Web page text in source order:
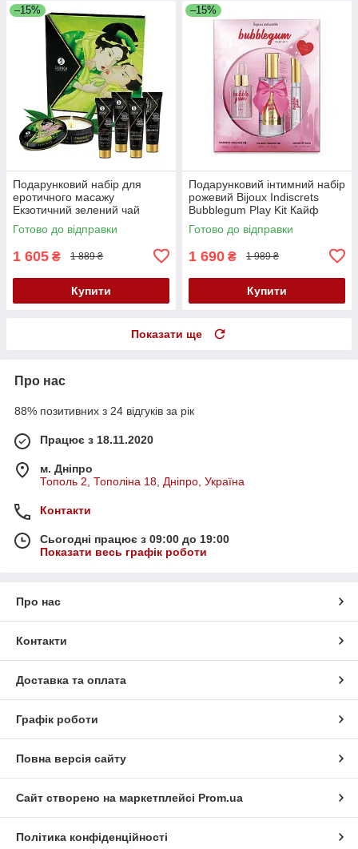
–15%
Подарунковий набір для
еротичного масажу
Екзотичний зелений чай
Shunga GEISHAS SECRETS
ORGANICA-Exotic Green Tea
Готово до відправки
1 605 ₴ 1 889 ₴
Купити
–15%
Подарунковий інтимний набір
рожевий Bijoux Indiscrets
Bubblegum Play Kit Кайф
Готово до відправки
1 690 ₴ 1 989 ₴
Купити
Показати ще
Про нас
88% позитивних з 24 відгуків за рік
Працює з 18.11.2020
м. Дніпро
Тополь 2, Тополіна 18, Дніпро, Україна
Контакти
Сьогодні працює з 09:00 до 19:00
Показати весь графік роботи
Про нас
Контакти
Доставка та оплата
Графік роботи
Повна версія сайту
Сайт створено на маркетплейсі Prom.ua
Політика конфіденційності